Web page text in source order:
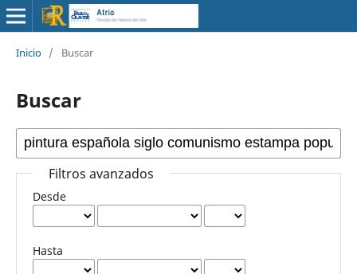
Inicio / Buscar
Buscar
Filtros avanzados
Desde
Hasta